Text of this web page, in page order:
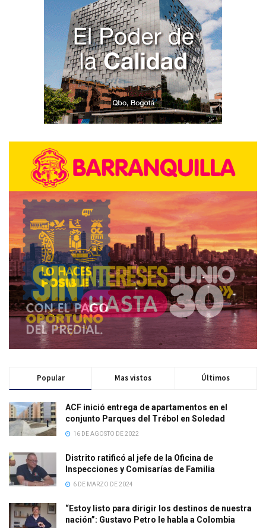
Popular Mas vistos Últimos
ACF inició entrega de apartamentos en el
conjunto Parques del Trébol en Soledad
16 DE AGOSTO DE 2022
Distrito ratificó al jefe de la Oficina de
Inspecciones y Comisarías de Familia
6 DE MARZO DE 2024
“Estoy listo para dirigir los destinos de nuestra
nación”: Gustavo Petro le habla a Colombia